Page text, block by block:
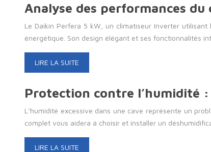
Analyse des performances
Le Daikin Perfera 5 kW, un climatiseur Inverter
énergétique. Son design élégant et ses fonctionnalités
LIRE LA SUITE
Protection contre l’humidité
L’humidité excessive dans une cave représente un
complet vous aidera à choisir et installer un
LIRE LA SUITE